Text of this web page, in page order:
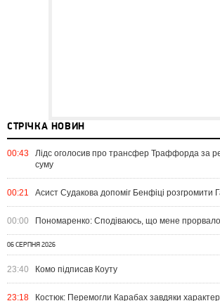
СТРІЧКА НОВИН
00:43
Лідс оголосив про трансфер Траффорда за
суму
00:21 Асист Судакова допоміг Бенфіці розгромити
00:00 Пономаренко: Сподіваюсь, що мене
06 СЕРПНЯ 2026
23:40 Комо підписав Коуту
23:18
Костюк: Перемогли Карабах завдяки